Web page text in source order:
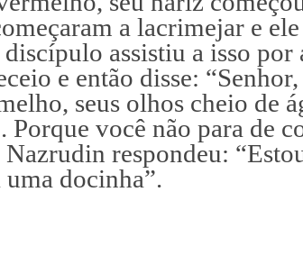
a lacrimejar e
discípulo assistiu a isso
e então disse: “Senhor,
seus olhos cheio de
Porque você não para de
Nazrudin respondeu:
uma docinha”.